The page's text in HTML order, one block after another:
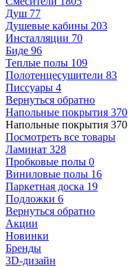
Душ 77
Душевые кабины 203
Инсталляции 70
Биде 96
Теплые полы 109
Полотенцесушители 83
Писсуары 4
Вернуться обратно
Напольные покрытия 370
Напольные покрытия 370
Посмотреть все товары
Ламинат 328
Пробковые полы 0
Виниловые полы 16
Паркетная доска 19
Подложки 6
Вернуться обратно
Акции
Новинки
Бренды
3D-дизайн